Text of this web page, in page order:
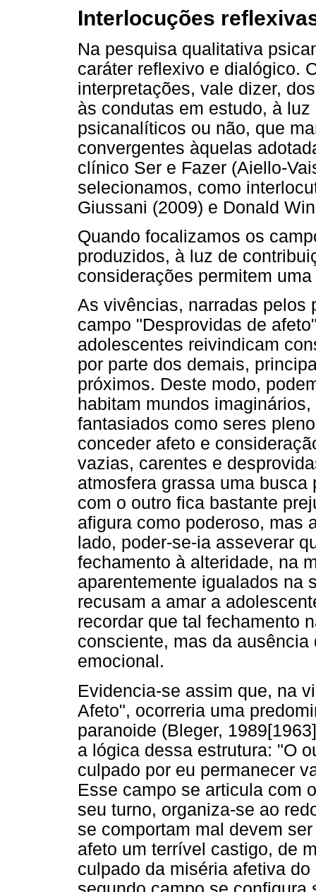
Interlocuções
Na pesquisa qualitativa
caráter reflexivo e dialógico.
interpretações, vale dizer,
às condutas em estudo, à
psicanalíticos ou não, que
convergentes àquelas
clínico Ser e Fazer (Aiello-
selecionamos, como
Giussani (2009) e Donald
Quando focalizamos os
produzidos, à luz de
considerações permitem
As vivências, narradas pelos
campo "Desprovidas de
adolescentes reivindicam
por parte dos demais,
próximos. Deste modo,
habitam mundos
fantasiados como seres
conceder afeto e
vazias, carentes e
atmosfera grassa uma
com o outro fica bastante
afigura como poderoso, mas
lado, poder-se-ia asseverar
fechamento à alteridade, na
aparentemente igualados na
recusam a amar a
recordar que tal fechamento
consciente, mas da
emocional.
Evidencia-se assim que, na
Afeto", ocorreria uma
paranoide (Bleger,
a lógica dessa estrutura: "O
culpado por eu permanecer
Esse campo se articula com
seu turno, organiza-se ao
se comportam mal devem
afeto um terrível castigo, de
culpado da miséria afetiva